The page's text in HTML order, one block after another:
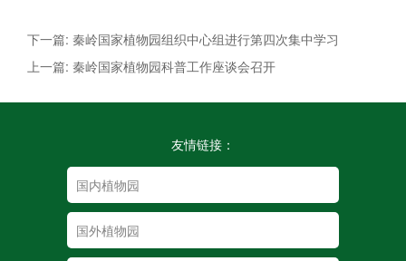
下一篇: 秦岭国家植物园组织中心组进行第四次集中学习
上一篇: 秦岭国家植物园科普工作座谈会召开
友情链接：